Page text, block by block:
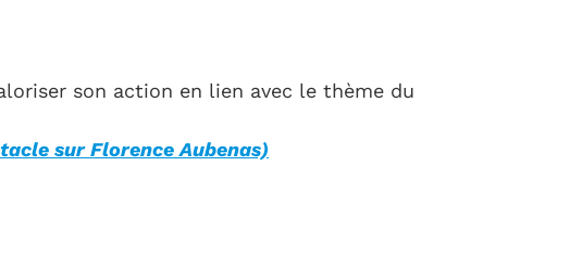
son action en lien avec le thème du
sur Florence Aubenas)